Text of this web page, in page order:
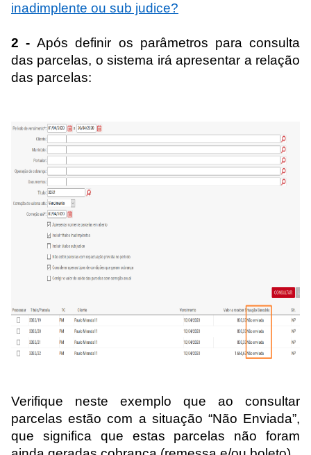
inadimplente ou sub judice?
2 - Após definir os parâmetros para consulta
das parcelas, o sistema irá apresentar a relação
das parcelas:
Verifique neste exemplo que ao consultar
parcelas estão com a situação “Não Enviada”,
que significa que estas parcelas não foram